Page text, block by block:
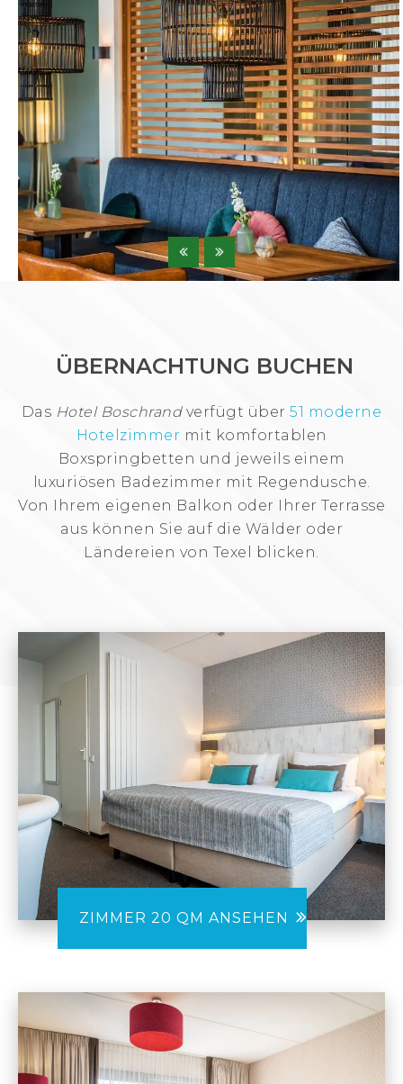
ÜBERNACHTUNG BUCHEN
Das Hotel Boschrandverfügt über51 moderne
Hotelzimmer mit komfortablen
Boxspringbetten und jeweils einem
luxuriösen Badezimmer mit Regendusche.
Von Ihrem eigenen Balkon oder Ihrer Terrasse
aus können Sie auf die Wälder oder
Ländereien von Texel blicken.
ZIMMER 20 QM ANSEHEN